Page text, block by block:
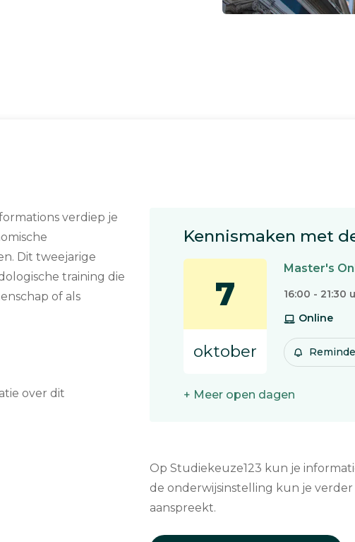
verdiep je
Dit tweejarige
training die
of als
over dit
Kennismaken met
7
oktober
Master's
16:00 - 21:30
Online
+ Meer open dagen
Op Studiekeuze123 kun je
de onderwijsinstelling kun je
aanspreekt.